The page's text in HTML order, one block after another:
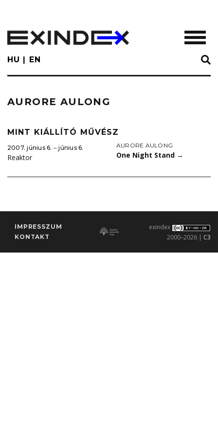
main
content
HU EN
AURORE AULONG
MINT KIÁLLÍTÓ MŰVÉSZ
2007. június 6. ‒ június 6.
Reaktor
AURORE AULONG
One Night Stand →
IMPRESSZUM
KONTAKT
exindex
2000–2026 | C3